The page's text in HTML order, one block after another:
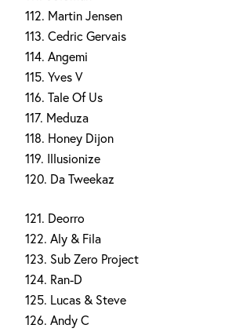
112. Martin Jensen
113. Cedric Gervais
114. Angemi
115. Yves V
116. Tale Of Us
117. Meduza
118. Honey Dijon
119. Illusionize
120. Da Tweekaz
121. Deorro
122. Aly & Fila
123. Sub Zero Project
124. Ran-D
125. Lucas & Steve
126. Andy C